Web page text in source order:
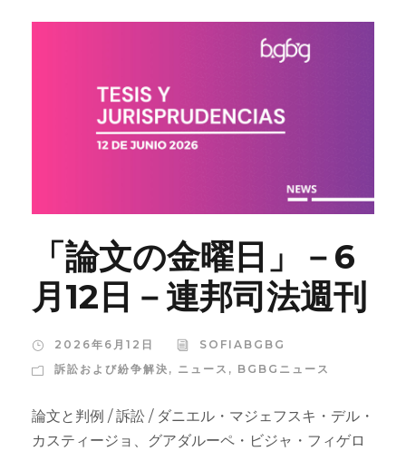
「論文の金曜日」－6
月12日－連邦司法週刊
2026年6月12日
SOFIABGBG
訴訟および紛争解決 , ニュース , BGBGニュース
論文と判例 / 訴訟 / ダニエル・マジェフスキ・デル・
カスティージョ、グアダルーペ・ビジャ・フィゲロ